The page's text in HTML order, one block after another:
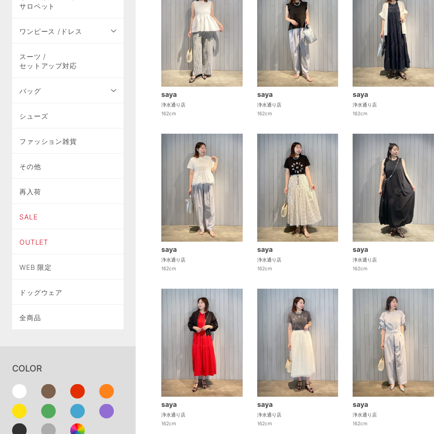
サロペット
ワンピース /ドレス
スーツ /
セットアップ対応
バッグ
シューズ
ファッション雑貨
その他
再入荷
SALE
OUTLET
WEB 限定
ドッグウェア
全商品
COLOR
saya
浄水通り店
162cm
saya
浄水通り店
162cm
saya
浄水通り店
162cm
saya
浄水通り店
162cm
saya
浄水通り店
162cm
saya
浄水通り店
162cm
saya
浄水通り店
162cm
saya
浄水通り店
162cm
saya
浄水通り店
162cm